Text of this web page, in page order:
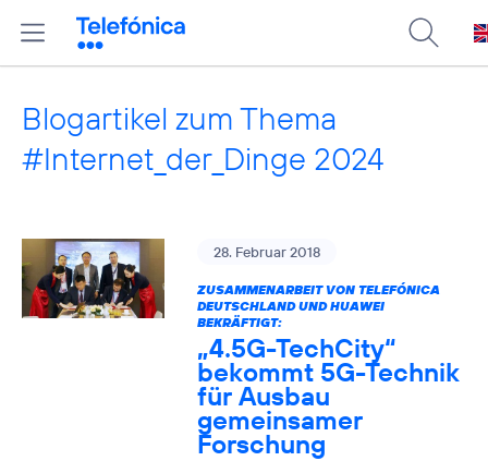
Blogartikel zum Thema
#Internet_der_Dinge 2024
28. Februar 2018
ZUSAMMENARBEIT VON TELEFÓNICA
DEUTSCHLAND UND HUAWEI
BEKRÄFTIGT:
„4.5G-TechCity“
bekommt 5G-Technik
für Ausbau
gemeinsamer
Forschung